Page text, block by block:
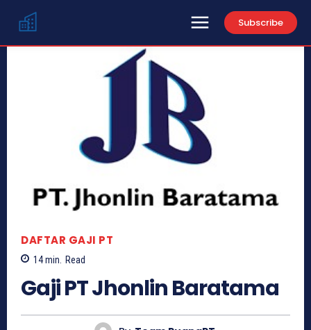
Subscribe
DAFTAR GAJI PT
14min. Read
Gaji PT Jhonlin Baratama